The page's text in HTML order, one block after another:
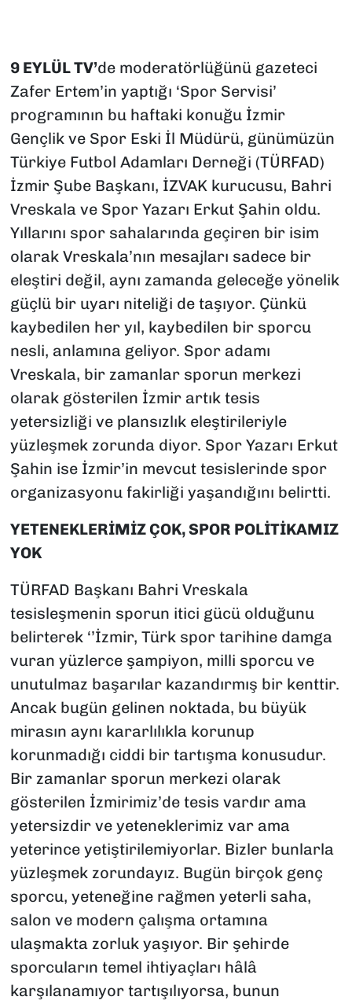
9 EYLÜL TV’de moderatörlüğünü gazeteci
Zafer Ertem’in yaptığı ‘Spor Servisi’
programının bu haftaki konuğu İzmir
Gençlik ve Spor Eski İl Müdürü, günümüzün
Türkiye Futbol Adamları Derneği (TÜRFAD)
İzmir Şube Başkanı, İZVAK kurucusu, Bahri
Vreskala ve Spor Yazarı Erkut Şahin oldu.
Yıllarını spor sahalarında geçiren bir isim
olarak Vreskala’nın mesajları sadece bir
eleştiri değil, aynı zamanda geleceğe yönelik
güçlü bir uyarı niteliği de taşıyor. Çünkü
kaybedilen her yıl, kaybedilen bir sporcu
nesli, anlamına geliyor. Spor adamı
Vreskala, bir zamanlar sporun merkezi
olarak gösterilen İzmir artık tesis
yetersizliği ve plansızlık eleştirileriyle
yüzleşmek zorunda diyor. Spor Yazarı Erkut
Şahin ise İzmir’in mevcut tesislerinde spor
organizasyonu fakirliği yaşandığını belirtti.
YETENEKLERİMİZ ÇOK, SPOR POLİTİKAMIZ
YOK
TÜRFAD Başkanı Bahri Vreskala
tesisleşmenin sporun itici gücü olduğunu
belirterek ‘’İzmir, Türk spor tarihine damga
vuran yüzlerce şampiyon, milli sporcu ve
unutulmaz başarılar kazandırmış bir kenttir.
Ancak bugün gelinen noktada, bu büyük
mirasın aynı kararlılıkla korunup
korunmadığı ciddi bir tartışma konusudur.
Bir zamanlar sporun merkezi olarak
gösterilen İzmirimiz’de tesis vardır ama
yetersizdir ve yeteneklerimiz var ama
yeterince yetiştirilemiyorlar. Bizler bunlarla
yüzleşmek zorundayız. Bugün birçok genç
sporcu, yeteneğine rağmen yeterli saha,
salon ve modern çalışma ortamına
ulaşmakta zorluk yaşıyor. Bir şehirde
sporcuların temel ihtiyaçları hâlâ
karşılanamıyor tartışılıyorsa, bunun